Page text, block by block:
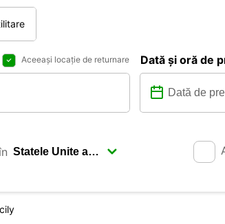
Aceeași locație de returnare Dată și oră de